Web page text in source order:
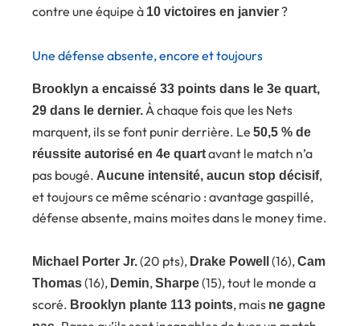
contre une équipe à 10 victoires en janvier?
Une défense absente, encore et toujours
Brooklyn a encaissé 33 points dans le 3e quart,
29 dans le dernier. À chaque fois que les Nets
marquent, ils se font punir derrière. Le 50,5 % de
réussite autorisé en 4e quartavant le match n’a
pas bougé. Aucune intensité, aucun stop décisif,
et toujours ce même scénario : avantage gaspillé,
défense absente, mains moites dans le money time.
Michael Porter Jr.(20 pts), Drake Powell (16),Cam
Thomas(16), Demin,Sharpe(15), tout le monde a
scoré. Brooklyn plante 113 points, mais ne gagne